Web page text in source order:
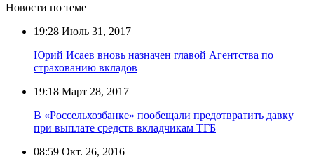
Новости по теме
19:28 Июль 31, 2017
Юрий Исаев вновь назначен главой Агентства по
страхованию вкладов
19:18 Март 28, 2017
В «Россельхозбанке» пообещали предотвратить давку
при выплате средств вкладчикам ТГБ
08:59 Окт. 26, 2016